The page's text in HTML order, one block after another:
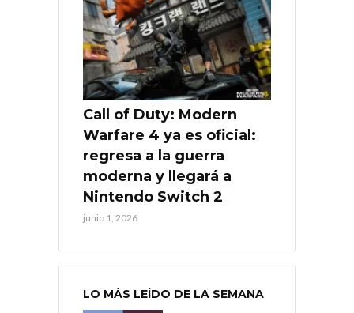
Call of Duty: Modern
Warfare 4 ya es oficial:
regresa a la guerra
moderna y llegará a
Nintendo Switch 2
junio 1, 2026
LO MÁS LEÍDO DE LA SEMANA